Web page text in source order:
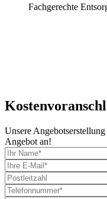
Fachgerechte
Unsere
Angebot an!